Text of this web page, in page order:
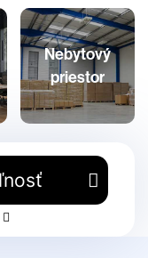
Nebytový
priestor